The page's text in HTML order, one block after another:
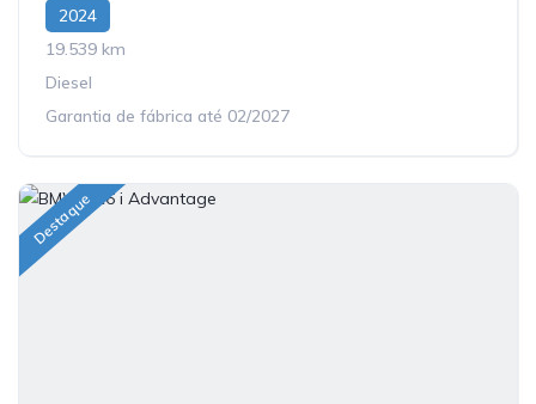
2024
19.539 km
Diesel
Garantia de fábrica até 02/2027
Destaque